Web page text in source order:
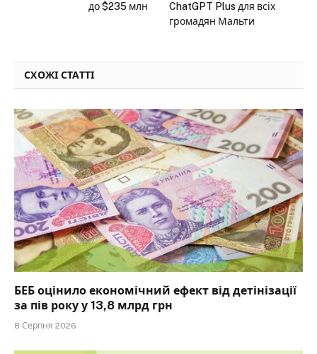
до $235 млн
ChatGPT Plus для всіх
громадян Мальти
СХОЖІ СТАТТІ
БЕБ оцінило економічний ефект від детінізації
за пів року у 13,8 млрд грн
8 Серпня 2026